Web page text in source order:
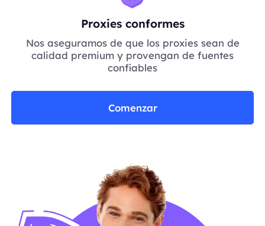
Proxies conformes
Nos aseguramos de que los proxies sean de
calidad premium y provengan de fuentes
confiables
Comenzar